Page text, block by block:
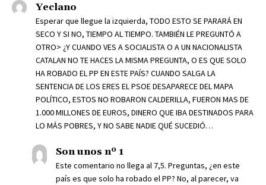
Yeclano
Esperar que llegue la izquierda, TODO ESTO SE PARARÁ EN
SECO Y SI NO, TIEMPO AL TIEMPO. TAMBIÉN LE PREGUNTÓ A
OTRO> ¿Y CUANDO VES A SOCIALISTA O A UN NACIONALISTA
CATALAN NO TE HACES LA MISMA PREGUNTA, O ES QUE SOLO
HA ROBADO EL PP EN ESTE PAÍS? CUANDO SALGA LA
SENTENCIA DE LOS ERES EL PSOE DESAPARECE DEL MAPA
POLÍTICO, ESTOS NO ROBARON CALDERILLA, FUERON MAS DE
1.000 MILLONES DE EUROS, DINERO QUE IBA DESTINADOS PARA
LO MÁS POBRES, Y NO SABE NADIE QUÉ SUCEDIÓ…
Son unos nº 1
Este comentario no llega al 7,5. Preguntas, ¿en este
país es que solo ha robado el PP? No, al parecer, va